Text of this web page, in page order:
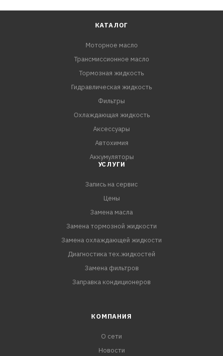
КАТАЛОГ
Моторное масло
Трансмиссионное масло
Тормозная жидкость
Гидравлическая жидкость
Фильтры
Охлаждающая жидкость
Аксессуары
Автохимия
Аккумуляторы
УСЛУГИ
Запись на сервис
Цены
Замена масла
Замена тормозной жидкости
Замена охлаждающей жидкости
Диагностика тех.жидкостей
Замена фильтров
Заправка кондиционеров
КОМПАНИЯ
О сети
Новости